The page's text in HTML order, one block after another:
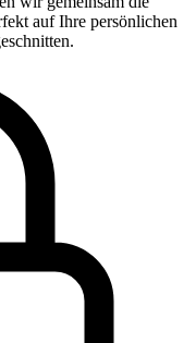
auf Ihre persönlichen